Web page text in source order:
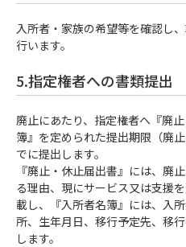
入所者・家族の希望等を確認し
行います。
5.指定権者への書類提出
廃止にあたり、指定権者へ『廃
簿』を定められた提出期限（廃
でに提出します。
『廃止・休止届出書』には、廃
る理由、現にサービス又は支援
載し、『入所者名簿』には、入
所、生年月日、移行予定先、移
します。